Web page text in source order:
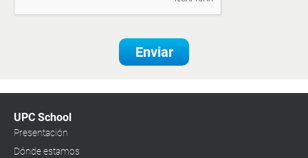
Enviar
UPC School
Presentación
Dónde estamos